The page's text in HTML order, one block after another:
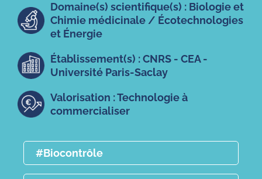
Domaine(s) scientifique(s) : Biologie et
Chimie médicinale / Écotechnologies
et Énergie
Établissement(s) : CNRS - CEA -
Université Paris-Saclay
Valorisation : Technologie à
commercialiser
#Biocontrôle